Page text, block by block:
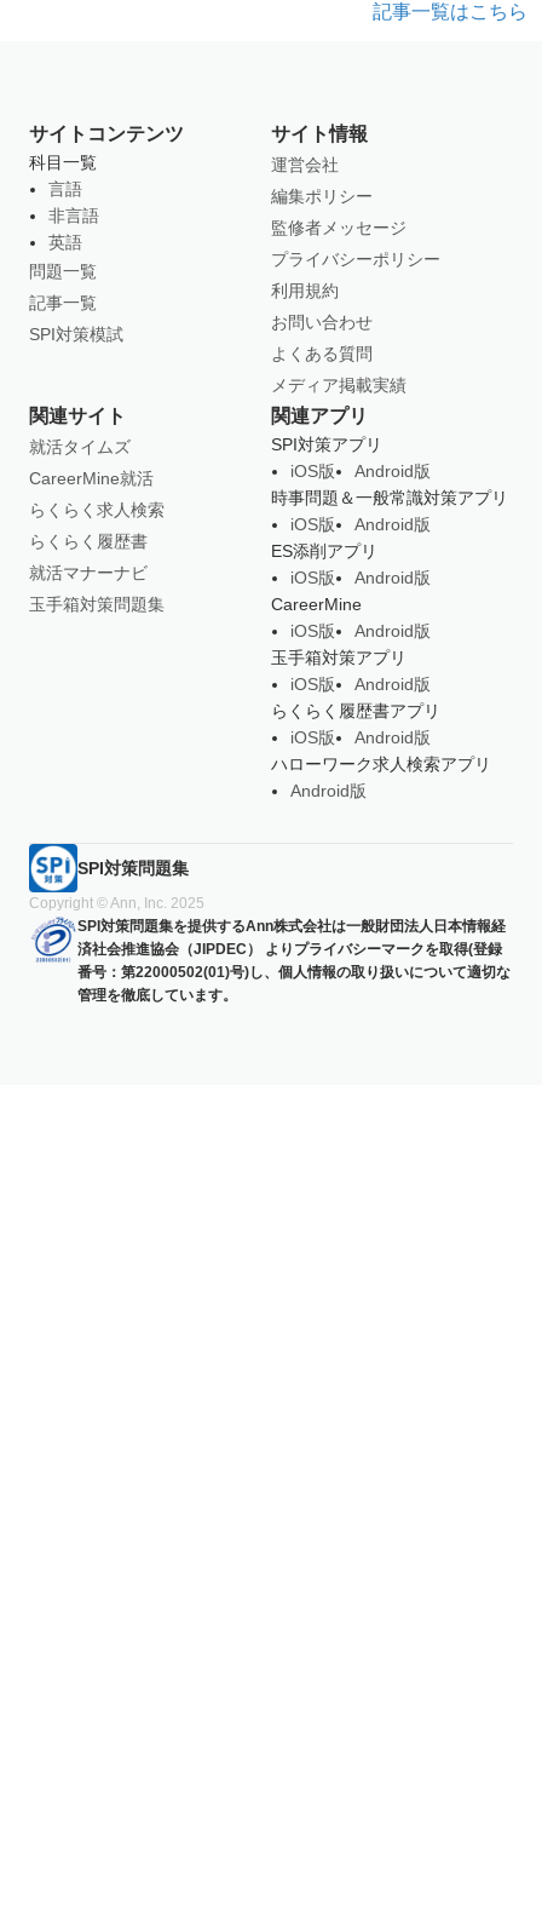
記事一覧はこちら
サイトコンテンツ
科目一覧
言語
非言語
英語
問題一覧
記事一覧
SPI対策模試
サイト情報
運営会社
編集ポリシー
監修者メッセージ
プライバシーポリシー
利用規約
お問い合わせ
よくある質問
メディア掲載実績
関連サイト
就活タイムズ
CareerMine就活
らくらく求人検索
らくらく履歴書
就活マナーナビ
玉手箱対策問題集
関連アプリ
SPI対策アプリ
iOS版
Android版
時事問題＆一般常識対策アプリ
iOS版
Android版
ES添削アプリ
iOS版
Android版
CareerMine
iOS版
Android版
玉手箱対策アプリ
iOS版
Android版
らくらく履歴書アプリ
iOS版
Android版
ハローワーク求人検索アプリ
Android版
SPI対策問題集
Copyright © Ann, Inc. 2025
SPI対策問題集を提供するAnn株式会社は一般財団法人日本情報経
済社会推進協会（JIPDEC） よりプライバシーマークを取得(登録
番号：第22000502(01)号)し、個人情報の取り扱いについて適切な
管理を徹底しています。